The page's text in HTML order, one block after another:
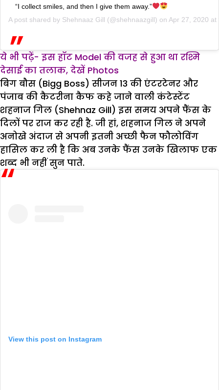
“I collect smiles, and then I give them away.”
A post shared by Shehnaaz Gill (@shehnaazgill) on Apr 27, 2020 at
ये भी पढ़ें- इस हॉट Model की वजह से हुआ था रश्मि
देसाई का तलाक, देखें Photos
बिग बौस (Bigg Boss) सीजन 13 की एंटरटेनर और
पंजाब की कैटरीना कैफ कहे जाने वाली कंटेस्टेंट
शहनाज गिल (Shehnaz Gill) इस समय अपने फैंस के
दिलों पर राज कर रही है. जी हां, शहनाज गिल ने अपने
अनोखे अंदाज से अपनी इतनी अच्छी फैन फौलोविंग
हासिल कर ली है कि अब उनके फैंस उनके खिलाफ एक
शब्द भी नहीं सुन पाते.
View this post on Instagram